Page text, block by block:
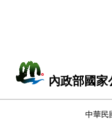
內政部國
中華民